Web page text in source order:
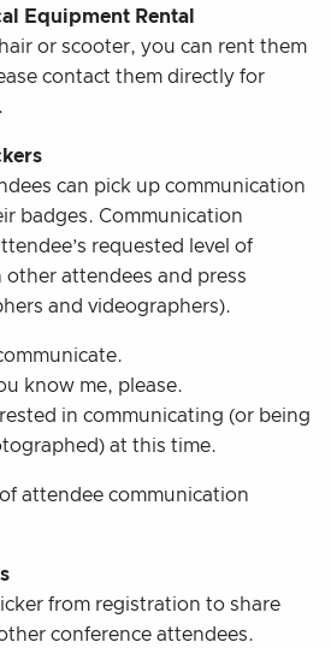
Equipment Rental
or scooter, you can rent them
contact them directly for
can pick up communication
badges. Communication
requested level of
attendees and press
and videographers).
know me, please.
in communicating (or being
at this time.
attendee communication
from registration to share
conference attendees.